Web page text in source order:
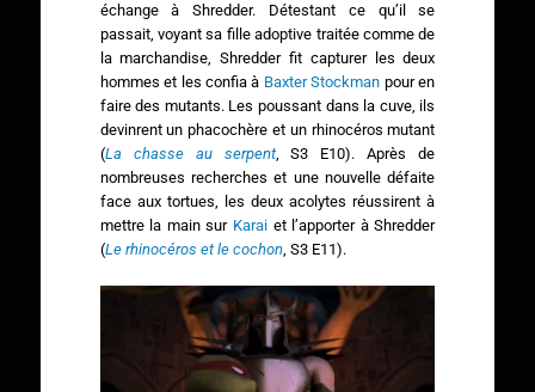
échange à Shredder. Détestant ce qu’il se
passait, voyant sa fille adoptive traitée comme de
la marchandise, Shredder fit capturer les deux
hommes et les confia à Baxter Stockman pour en
faire des mutants. Les poussant dans la cuve, ils
devinrent un phacochère et un rhinocéros mutant
(La chasse au serpent, S3 E10). Après de
nombreuses recherches et une nouvelle défaite
face aux tortues, les deux acolytes réussirent à
mettre la main sur Karai et l’apporter à Shredder
(Le rhinocéros et le cochon, S3 E11).